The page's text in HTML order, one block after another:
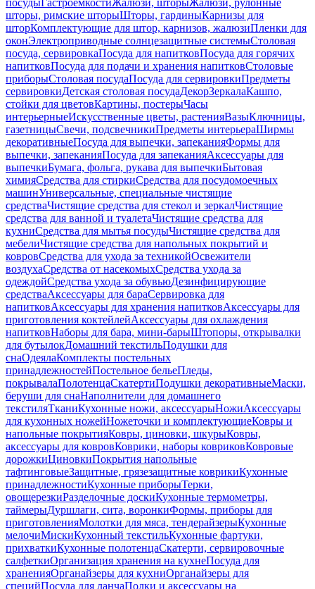
посудыГастроемкостиЖалюзи, шторыЖалюзи, рулонные
шторы, римские шторыШторы, гардиныКарнизы для
шторКомплектующие для штор, карнизов, жалюзиПленки для
оконЭлектроприводные солнцезащитные системыСтоловая
посуда, сервировкаПосуда для напитковПосуда для горячих
напитковПосуда для подачи и хранения напитковСтоловые
приборыСтоловая посудаПосуда для сервировкиПредметы
сервировкиДетская столовая посудаДекорЗеркалаКашпо,
стойки для цветовКартины, постерыЧасы
интерьерныеИскусственные цветы, растенияВазыКлючницы,
газетницыСвечи, подсвечникиПредметы интерьераШирмы
декоративныеПосуда для выпечки, запеканияФормы для
выпечки, запеканияПосуда для запеканияАксессуары для
выпечкиБумага, фольга, рукава для выпечкиБытовая
химияСредства для стиркиСредства для посудомоечных
машинУниверсальные, специальные чистящие
средстваЧистящие средства для стекол и зеркалЧистящие
средства для ванной и туалетаЧистящие средства для
кухниСредства для мытья посудыЧистящие средства для
мебелиЧистящие средства для напольных покрытий и
ковровСредства для ухода за техникойОсвежители
воздухаСредства от насекомыхСредства ухода за
одеждойСредства ухода за обувьюДезинфицирующие
средстваАксессуары для бараСервировка для
напитковАксессуары для хранения напитковАксессуары для
приготовления коктейлейАксессуары для охлаждения
напитковНаборы для бара, мини-барыШтопоры, открывалки
для бутылокДомашний текстильПодушки для
снаОдеялаКомплекты постельных
принадлежностейПостельное бельеПледы,
покрывалаПолотенцаСкатертиПодушки декоративныеМаски,
беруши для снаНаполнители для домашнего
текстиляТканиКухонные ножи, аксессуарыНожиАксессуары
для кухонных ножейНожеточки и комплектующиеКовры и
напольные покрытияКовры, циновки, шкурыКовры,
аксессуары для ковровКоврики, наборы ковриковКовровые
дорожкиЦиновкиПокрытия напольные
тафтинговыеЗащитные, грязезащитные коврикиКухонные
принадлежностиКухонные приборыТерки,
овощерезкиРазделочные доскиКухонные термометры,
таймерыДуршлаги, сита, воронкиФормы, приборы для
приготовленияМолотки для мяса, тендерайзерыКухонные
мелочиМискиКухонный текстильКухонные фартуки,
прихваткиКухонные полотенцаСкатерти, сервировочные
салфеткиОрганизация хранения на кухнеПосуда для
храненияОрганайзеры для кухниОрганайзеры для
специйПосуда для ланчаПолки и аксессуары на